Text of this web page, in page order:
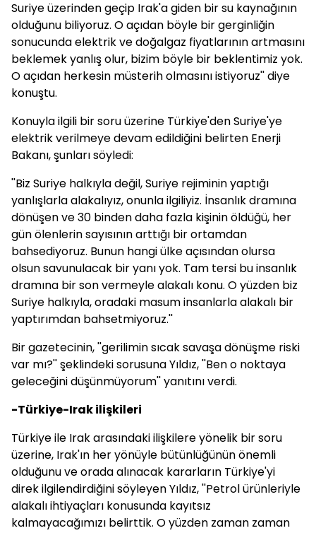
Suriye üzerinden geçip Irak'a giden bir su kaynağının
olduğunu biliyoruz. O açıdan böyle bir gerginliğin
sonucunda elektrik ve doğalgaz fiyatlarının artmasını
beklemek yanlış olur, bizim böyle bir beklentimiz yok.
O açıdan herkesin müsterih olmasını istiyoruz'' diye
konuştu.
Konuyla ilgili bir soru üzerine Türkiye'den Suriye'ye
elektrik verilmeye devam edildiğini belirten Enerji
Bakanı, şunları söyledi:
''Biz Suriye halkıyla değil, Suriye rejiminin yaptığı
yanlışlarla alakalıyız, onunla ilgiliyiz. İnsanlık dramına
dönüşen ve 30 binden daha fazla kişinin öldüğü, her
gün ölenlerin sayısının arttığı bir ortamdan
bahsediyoruz. Bunun hangi ülke açısından olursa
olsun savunulacak bir yanı yok. Tam tersi bu insanlık
dramına bir son vermeyle alakalı konu. O yüzden biz
Suriye halkıyla, oradaki masum insanlarla alakalı bir
yaptırımdan bahsetmiyoruz.''
Bir gazetecinin, ''gerilimin sıcak savaşa dönüşme riski
var mı?'' şeklindeki sorusuna Yıldız, ''Ben o noktaya
geleceğini düşünmüyorum'' yanıtını verdi.
-Türkiye-Irak ilişkileri
Türkiye ile Irak arasındaki ilişkilere yönelik bir soru
üzerine, Irak'ın her yönüyle bütünlüğünün önemli
olduğunu ve orada alınacak kararların Türkiye'yi
direk ilgilendirdiğini söyleyen Yıldız, ''Petrol ürünleriyle
alakalı ihtiyaçları konusunda kayıtsız
kalmayacağımızı belirttik. O yüzden zaman zaman